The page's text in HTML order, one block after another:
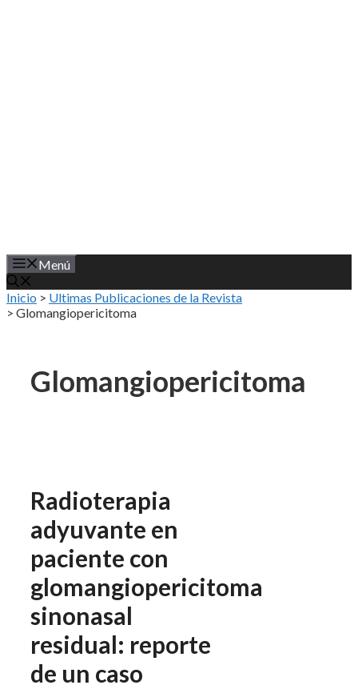
Menú
Inicio > Ultimas Publicaciones de la Revista
> Glomangiopericitoma
Glomangiopericitoma
Radioterapia
adyuvante en
paciente con
glomangiopericitoma
sinonasal
residual: reporte
de un caso